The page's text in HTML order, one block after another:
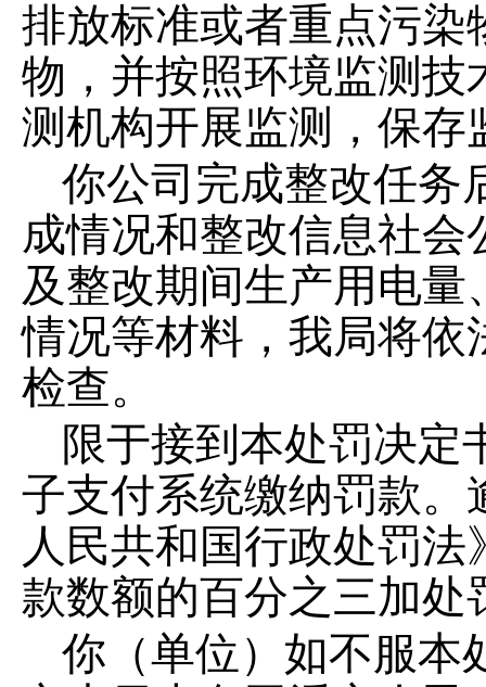
排放标准或者重点污
物，并按照环境监测
测机构开展监测，保存
你公司 完成整改任务
成情况和整改信息社
及整改期间生产用电
情况等材料 ， 我局将依
检查。
限于接到本处罚决定
子支付系统缴纳罚款
人民共和国行政处罚
款数额的百分之三加处
你（单位）如不服本